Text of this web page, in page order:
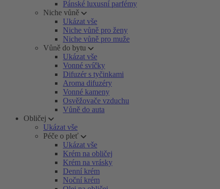
Pánské luxusní parfémy
Niche vůně
Ukázat vše
Niche vůně pro ženy
Niche vůně pro muže
Vůně do bytu
Ukázat vše
Vonné svíčky
Difuzér s tyčinkami
Aroma difuzéry
Vonné kameny
Osvěžovače vzduchu
Vůně do auta
Obličej
Ukázat vše
Péče o pleť
Ukázat vše
Krém na obličej
Krém na vrásky
Denní krém
Noční krém